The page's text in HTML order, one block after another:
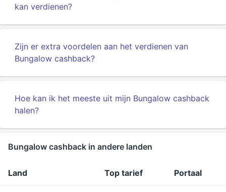
kan verdienen?
Zijn er extra voordelen aan het verdienen van
Bungalow cashback?
Hoe kan ik het meeste uit mijn Bungalow cashback
halen?
Bungalow cashback in andere landen
Land Top tarief Portaal